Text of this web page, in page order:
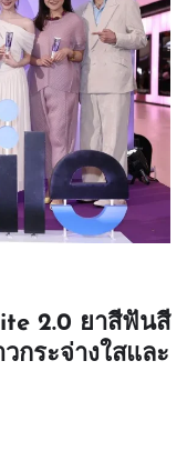
2.0 ยาสีฟันสี
กระจ่างใสและ